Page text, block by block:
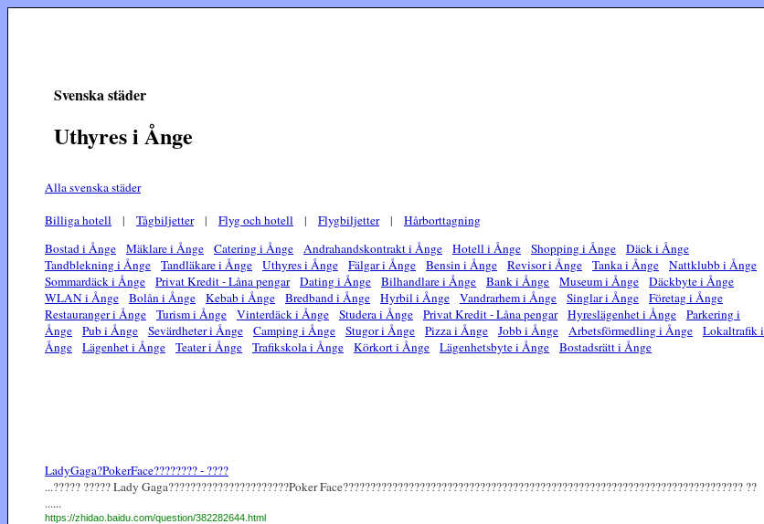
Svenska städer
Uthyres i Ånge
Alla svenska städer
Billiga hotell | Tågbiljetter| Flyg och hotell | Flygbiljetter| Hårborttagning
Bostad i Ånge
Mäklare i Ånge Catering i Ånge Andrahandskontrakt i Ånge Hotell i Ånge Shopping i Ånge
Däck i Ånge
Tandblekning i Ånge
Tandläkare i Ånge Uthyres i Ånge Fälgar i Ånge Bensin i Ånge Revisor i Ånge Tanka i Ånge
Nattklubb i Ånge
Sommardäck i Ånge
Privat Kredit - Låna pengar Dating i Ånge Bilhandlare i Ånge Bank i Ånge Museum i Ånge
Däckbyte i Ånge
WLAN i Ånge
Bolån i Ånge Kebab i Ånge Bredband i Ånge Hyrbil i Ånge Vandrarhem i Ånge Singlar i Ånge
Företag i Ånge
Restauranger i Ånge
Turism i Ånge Vinterdäck i Ånge Studera i Ånge Privat Kredit - Låna pengar Hyreslägenhet i Ånge
Parkering i
Ånge
Pub i Ånge Sevärdheter i Ånge Camping i Ånge Stugor i Ånge Pizza i Ånge Jobb i Ånge Arbetsförmedling i Ånge
Lokaltrafik i
Ånge
Lägenhet i Ånge Teater i Ånge Trafikskola i Ånge Körkort i Ånge Lägenhetsbyte i Ånge Bostadsrätt i Ånge
LadyGaga?PokerFace???????? - ????
...????? ????? Lady Gaga??????????????????????Poker Face????????????????????????????????????????????????????????????????????????? ??
......
https://zhidao.baidu.com/question/382282644.html